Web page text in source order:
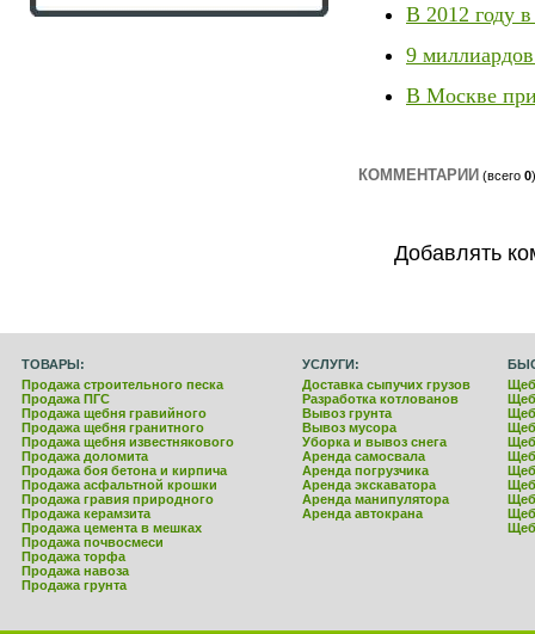
В 2012 году
9
В Москве
КОММЕНТАРИИ (всего 0)
Добавлять
ТОВАРЫ: УСЛУГИ:
Продажа строительного песка
Продажа ПГС
Продажа щебня гравийного
Продажа щебня гранитного
Продажа щебня известнякового
Продажа доломита
Продажа боя бетона и кирпича
Продажа асфальтной крошки
Продажа гравия природного
Продажа керамзита
Продажа цемента в мешках
Доставка сыпучих грузов
Разработка котлованов
Вывоз грунта
Вывоз мусора
Уборка и вывоз снега
Аренда самосвала
Аренда погрузчика
Аренда экскаватора
Аренда манипулятора
Аренда автокрана
Продажа почвосмеси
Продажа торфа
Продажа навоза
Продажа грунта